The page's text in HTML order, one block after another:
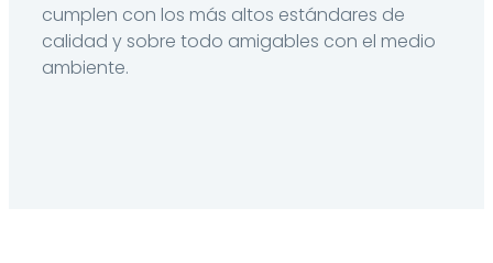
cumplen con los más altos estándares de
calidad y sobre todo amigables con el medio
ambiente.